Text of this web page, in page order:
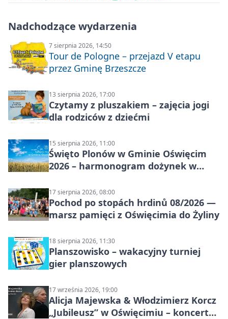
Nadchodzące wydarzenia
7 sierpnia 2026, 14:50
Tour de Pologne – przejazd V etapu
przez Gminę Brzeszcze
13 sierpnia 2026, 17:00
Czytamy z pluszakiem – zajęcia jogi
dla rodziców z dziećmi
15 sierpnia 2026, 11:00
Święto Plonów w Gminie Oświęcim
2026 – harmonogram dożynek w
17 sierpnia 2026, 08:00
Pochod po stopách hrdinů 08/2026 —
marsz pamięci z Oświęcimia do Żyliny
18 sierpnia 2026, 11:30
Planszowisko – wakacyjny turniej
gier planszowych
17 września 2026, 19:00
Alicja Majewska & Włodzimierz Korcz
„Jubileusz” w Oświęcimiu – koncert